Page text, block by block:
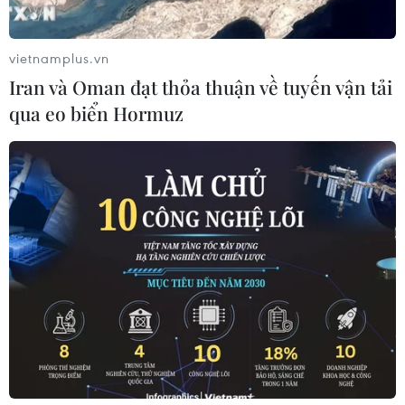
#Cao tốc Bắc-Nam phía Đông
#Phó Thủ tướng Lê Văn Thành
#Bộ Giao thông Vận tải
Theo dõi VietnamPlus
vietnamplus.vn
Iran và Oman đạt thỏa thuận về tuyến vận tải
qua eo biển Hormuz